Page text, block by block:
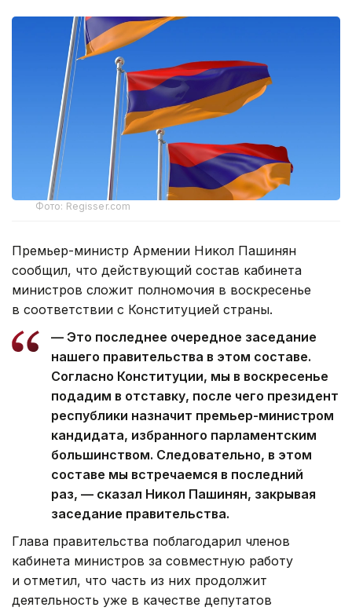
Фото: Regisser.com
Премьер-министр Армении Никол Пашинян
сообщил, что действующий состав кабинета
министров сложит полномочия в воскресенье
в соответствии с Конституцией страны.
— Это последнее очередное заседание
нашего правительства в этом составе.
Согласно Конституции, мы в воскресенье
подадим в отставку, после чего президент
республики назначит премьер-министром
кандидата, избранного парламентским
большинством. Следовательно, в этом
составе мы встречаемся в последний
раз, — сказал Никол Пашинян, закрывая
заседание правительства.
Глава правительства поблагодарил членов
кабинета министров за совместную работу
и отметил, что часть из них продолжит
деятельность уже в качестве депутатов